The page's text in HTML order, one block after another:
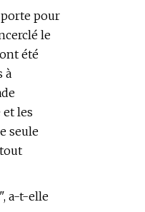
pour
le
été
à
les
seule
a-t-elle